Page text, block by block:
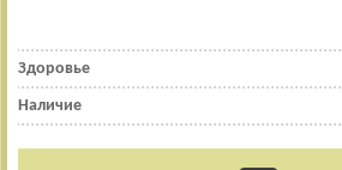
Здоровье
Наличие